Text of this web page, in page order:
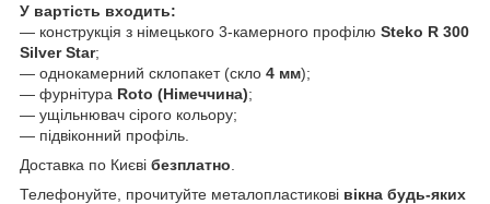
У вартість входить:
— конструкція з німецького 3-камерного профілю Steko R 300
Silver Star;
— однокамерний склопакет (скло 4 мм);
— фурнітура Roto (Німеччина);
— ущільнювач сірого кольору;
— підвіконний профіль.
Доставка по Києві безплатно
Телефонуйте, прочитуйте металопластикові вікна будь-яких